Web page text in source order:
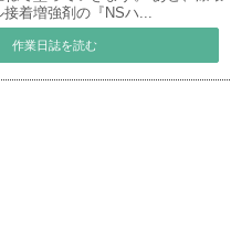
着増強剤の『NSハ...
作業日誌を読む